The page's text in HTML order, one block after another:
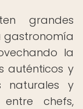
grandes
gastronomía
la
auténticos y
naturales y
entre chefs,